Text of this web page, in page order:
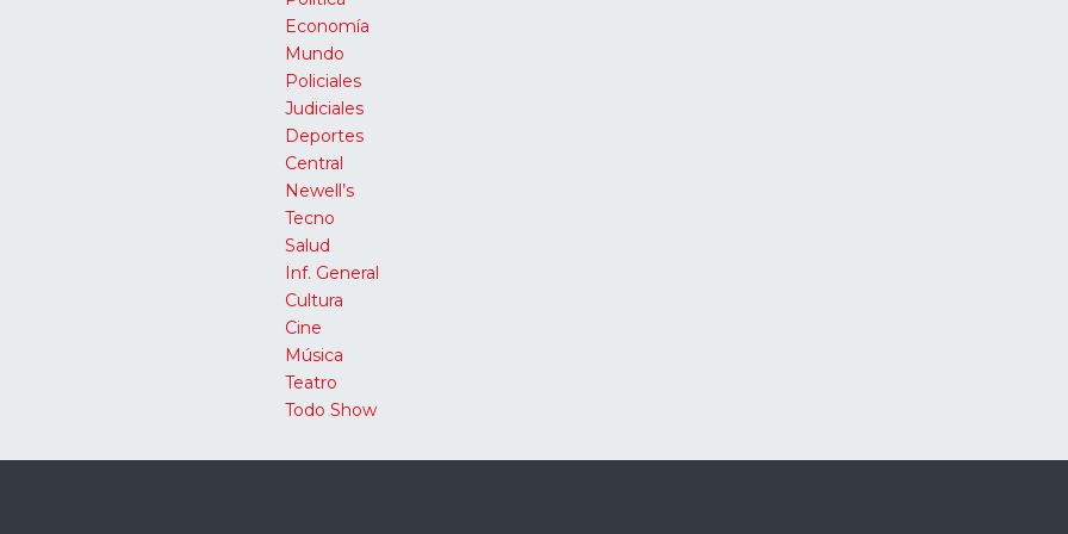
Economía
Mundo
Policiales
Judiciales
Deportes
Central
Newell’s
Tecno
Salud
Inf. General
Cultura
Cine
Música
Teatro
Todo Show